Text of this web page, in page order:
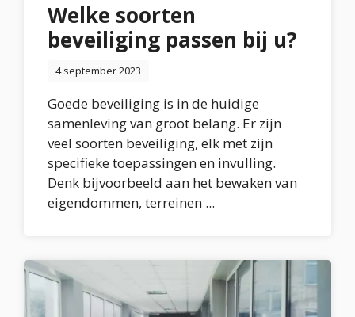
Welke soorten
beveiliging passen bij u?
4 september 2023
Goede beveiliging is in de huidige
samenleving van groot belang. Er zijn
veel soorten beveiliging, elk met zijn
specifieke toepassingen en invulling.
Denk bijvoorbeeld aan het bewaken van
eigendommen, terreinen ...